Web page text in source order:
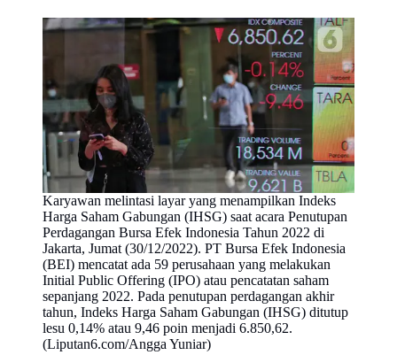
Karyawan melintasi layar yang menampilkan Indeks
Harga Saham Gabungan (IHSG) saat acara Penutupan
Perdagangan Bursa Efek Indonesia Tahun 2022 di
Jakarta, Jumat (30/12/2022). PT Bursa Efek Indonesia
(BEI) mencatat ada 59 perusahaan yang melakukan
Initial Public Offering (IPO) atau pencatatan saham
sepanjang 2022. Pada penutupan perdagangan akhir
tahun, Indeks Harga Saham Gabungan (IHSG) ditutup
lesu 0,14% atau 9,46 poin menjadi 6.850,62.
(Liputan6.com/Angga Yuniar)